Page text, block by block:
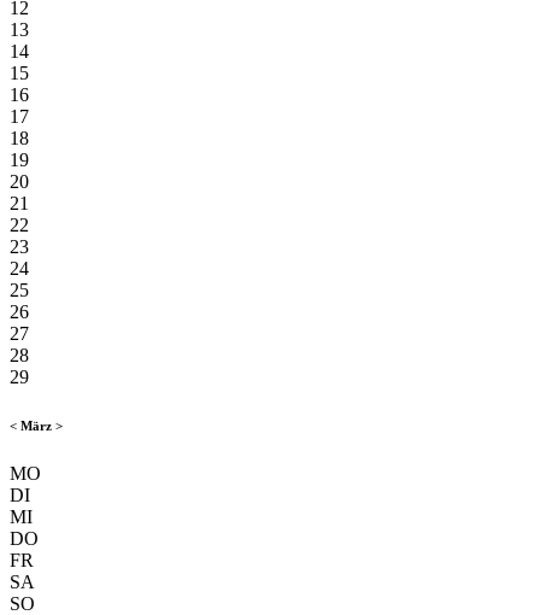
12
13
14
15
16
17
18
19
20
21
22
23
24
25
26
27
28
29
< März >
MO
DI
MI
DO
FR
SA
SO